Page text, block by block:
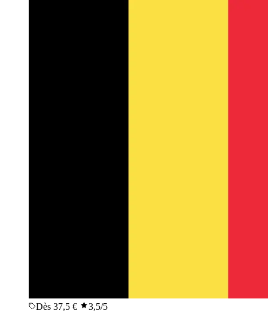
Dès 37,5 € 3,5/5